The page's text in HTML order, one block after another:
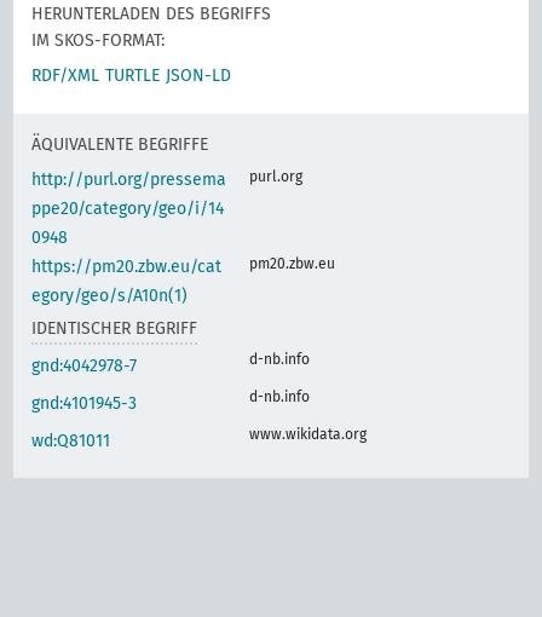
HERUNTERLADEN DES BEGRIFFS
IM SKOS-FORMAT:
RDF/XML TURTLE JSON-LD
ÄQUIVALENTE BEGRIFFE
http://purl.org/pressema
ppe20/category/geo/i/14
0948
purl.org
https://pm20.zbw.eu/cat
egory/geo/s/A10n(1)
pm20.zbw.eu
IDENTISCHER BEGRIFF
gnd:4042978-7
d-nb.info
gnd:4101945-3 d-nb.info
wd:Q81011 www.wikidata.org